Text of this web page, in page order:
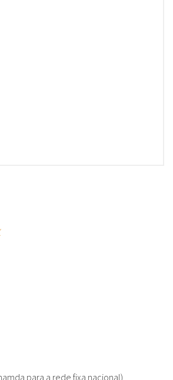
para a rede fixa nacional)